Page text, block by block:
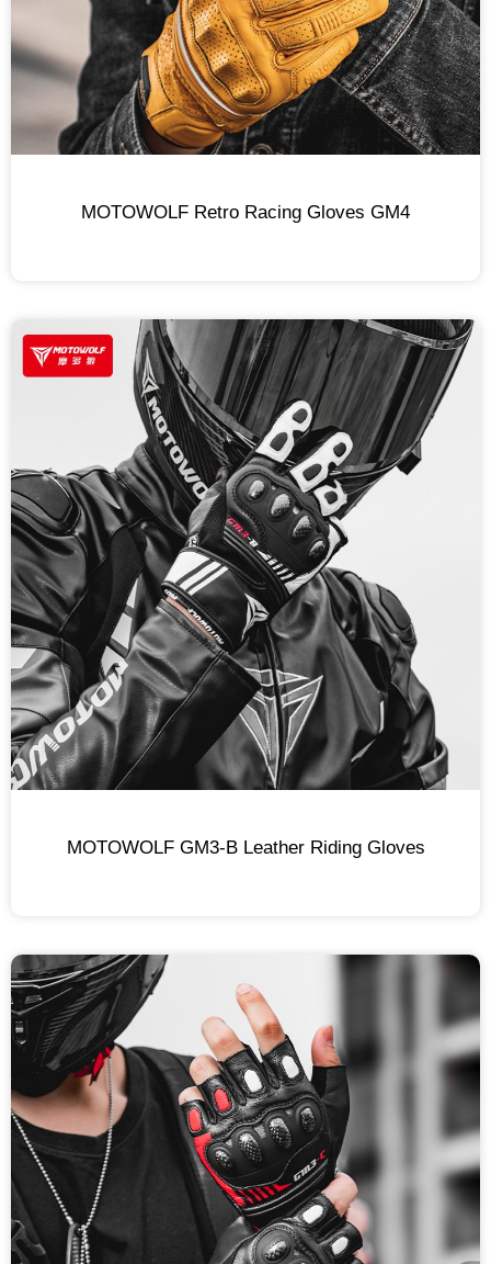
MOTOWOLF Retro Racing Gloves GM4
MOTOWOLF GM3-B Leather Riding Gloves